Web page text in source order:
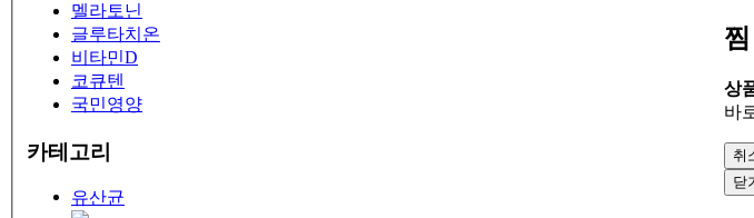
멜라토닌
글루타치온
비타민D
코큐텐
국민영양
카테고리
유산균
상
바
취
닫